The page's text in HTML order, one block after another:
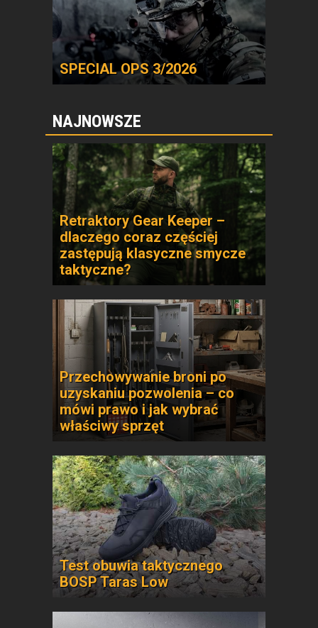
SPECIAL OPS 3/2026
NAJNOWSZE
Retraktory Gear Keeper –
dlaczego coraz częściej
zastępują klasyczne smycze
taktyczne?
Przechowywanie broni po
uzyskaniu pozwolenia – co
mówi prawo i jak wybrać
właściwy sprzęt
Test obuwia taktycznego
BOSP Taras Low